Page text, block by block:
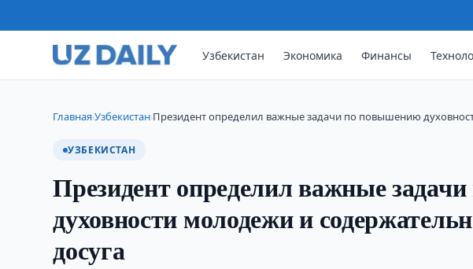
Узбекистан Экономика Финансы
Главная›Узбекистан›Президент определил важные задачи по повышению
УЗБЕКИСТАН
Президент определил важные
духовности молодежи и
досуга